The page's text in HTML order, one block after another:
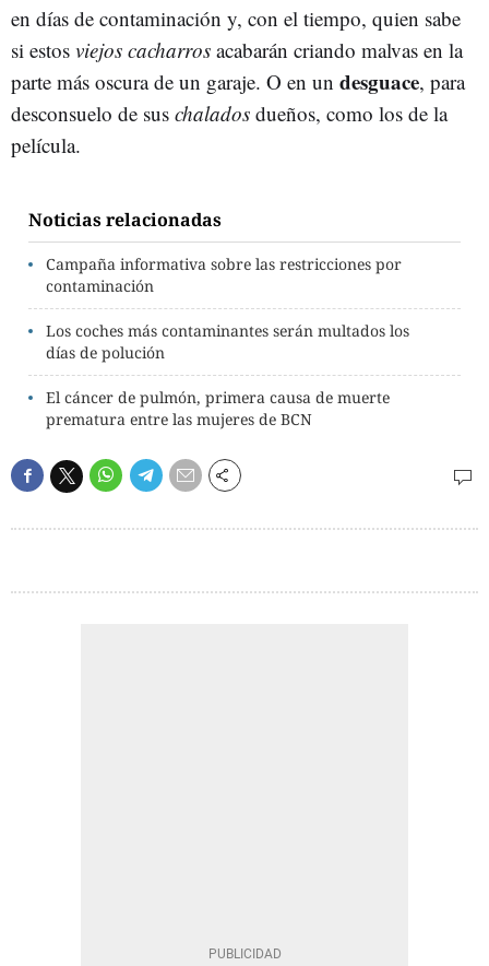
en días de contaminación y, con el tiempo, quien sabe
si estos viejos cacharros acabarán criando malvas en la
parte más oscura de un garaje. O en un desguace, para
desconsuelo de sus chalados dueños, como los de la
película.
Noticias relacionadas
Campaña informativa sobre las restricciones por
contaminación
Los coches más contaminantes serán multados los
días de polución
El cáncer de pulmón, primera causa de muerte
prematura entre las mujeres de BCN